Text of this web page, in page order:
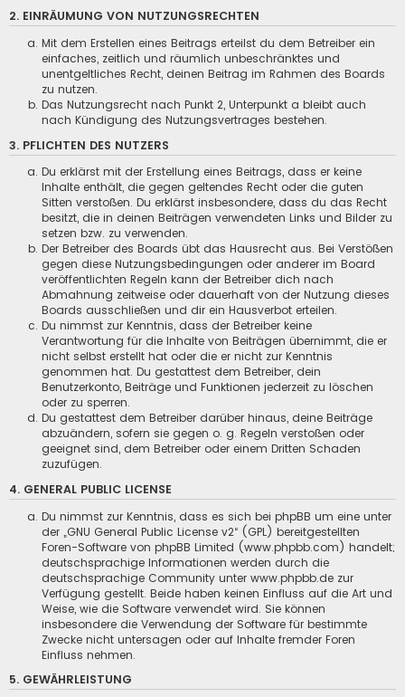
2. EINRÄUMUNG VON NUTZUNGSRECHTEN
Mit dem Erstellen eines Beitrags erteilst du dem Betreiber ein
einfaches, zeitlich und räumlich unbeschränktes und
unentgeltliches Recht, deinen Beitrag im Rahmen des Boards
zu nutzen.
Das Nutzungsrecht nach Punkt 2, Unterpunkt a bleibt auch
nach Kündigung des Nutzungsvertrages bestehen.
3. PFLICHTEN DES NUTZERS
Du erklärst mit der Erstellung eines Beitrags, dass er keine
Inhalte enthält, die gegen geltendes Recht oder die guten
Sitten verstoßen. Du erklärst insbesondere, dass du das Recht
besitzt, die in deinen Beiträgen verwendeten Links und Bilder zu
setzen bzw. zu verwenden.
Der Betreiber des Boards übt das Hausrecht aus. Bei Verstößen
gegen diese Nutzungsbedingungen oder anderer im Board
veröffentlichten Regeln kann der Betreiber dich nach
Abmahnung zeitweise oder dauerhaft von der Nutzung dieses
Boards ausschließen und dir ein Hausverbot erteilen.
Du nimmst zur Kenntnis, dass der Betreiber keine
Verantwortung für die Inhalte von Beiträgen übernimmt, die er
nicht selbst erstellt hat oder die er nicht zur Kenntnis
genommen hat. Du gestattest dem Betreiber, dein
Benutzerkonto, Beiträge und Funktionen jederzeit zu löschen
oder zu sperren.
Du gestattest dem Betreiber darüber hinaus, deine Beiträge
abzuändern, sofern sie gegen o. g. Regeln verstoßen oder
geeignet sind, dem Betreiber oder einem Dritten Schaden
zuzufügen.
4. GENERAL PUBLIC LICENSE
Du nimmst zur Kenntnis, dass es sich bei phpBB um eine unter
der „GNU General Public License v2“ (GPL) bereitgestellten
Foren-Software von phpBB Limited (www.phpbb.com) handelt;
deutschsprachige Informationen werden durch die
deutschsprachige Community unter www.phpbb.de zur
Verfügung gestellt. Beide haben keinen Einfluss auf die Art und
Weise, wie die Software verwendet wird. Sie können
insbesondere die Verwendung der Software für bestimmte
Zwecke nicht untersagen oder auf Inhalte fremder Foren
Einfluss nehmen.
5. GEWÄHRLEISTUNG